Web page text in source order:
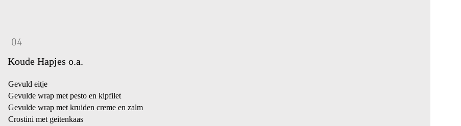
04
Koude Hapjes o.a.
Gevuld eitje
Gevulde wrap met pesto en kipfilet
Gevulde wrap met kruiden creme en zalm
Crostini met geitenkaas